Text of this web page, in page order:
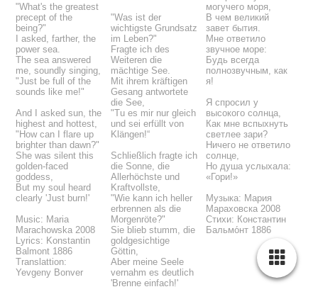
"What's the greatest
precept of the
being?"
I asked, farther, the
power sea.
The sea answered
me, soundly singing,
"Just be full of the
sounds like me!"
And I asked sun, the
highest and hottest,
"How can I flare up
brighter than dawn?"
She was silent this
golden-faced
goddess,
But my soul heard
clearly 'Just burn!'
Music: Maria
Marachowska 2008
Lyrics: Konstantin
Balmont 1886
Translattion:
Yevgeny Bonver
"Was ist der
wichtigste Grundsatz
im Leben?"
Fragte ich des
Weiteren die
mächtige See.
Mit ihrem kräftigen
Gesang antwortete
die See,
"Tu es mir nur gleich
und sei erfüllt von
Klängen!“
Schließlich fragte ich
die Sonne, die
Allerhöchste und
Kraftvollste,
"Wie kann ich heller
erbrennen als die
Morgenröte?"
Sie blieb stumm, die
goldgesichtige
Göttin,
Aber meine Seele
vernahm es deutlich
'Brenne einfach!'
могучего моря,
В чем великий
завет бытия.
Мне ответило
звучное море:
Будь всегда
полнозвучным, как
я!
Я спросил у
высокого солнца,
Как мне вспыхнуть
светлее зари?
Ничего не ответило
солнце,
Но душа услыхала:
«Гори!»
Музыка: Мария
Мараховска 2008
Стихи: Константин
Бальмо́нт 1886